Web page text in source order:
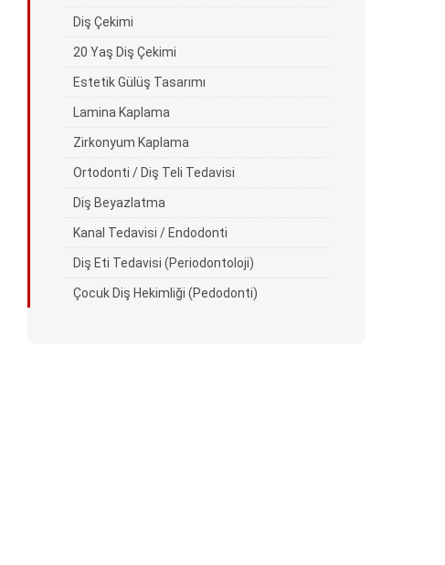
Diş Çekimi
20 Yaş Diş Çekimi
Estetik Gülüş Tasarımı
Lamina Kaplama
Zirkonyum Kaplama
Ortodonti / Diş Teli Tedavisi
Diş Beyazlatma
Kanal Tedavisi / Endodonti
Diş Eti Tedavisi (Periodontoloji)
Çocuk Diş Hekimliği (Pedodonti)